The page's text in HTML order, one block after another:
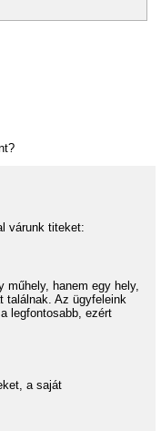
várunk titeket:
műhely, hanem egy hely,
találnak. Az ügyfeleink
legfontosabb, ezért
a saját